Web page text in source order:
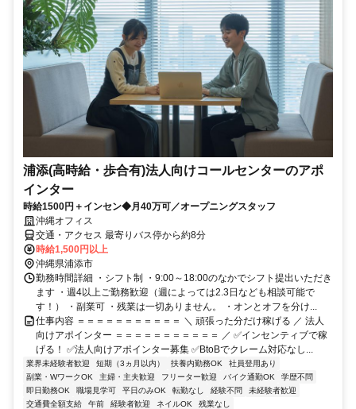
浦添(高時給・歩合有)法人向けコールセンターのアポ
インター
時給1500円＋インセン◆月40万可／オープニングスタッフ
沖縄オフィス
交通・アクセス 最寄りバス停から約8分
時給1,500円以上
沖縄県浦添市
勤務時間詳細 ・シフト制 ・9:00～18:00のなかでシフト提出いただき
ます ・週4以上ご勤務歓迎（週によっては2.3日なども相談可能で
す！） ・副業可 ・残業は一切ありません。 ・オンとオフを分け...
仕事内容 ＝＝＝＝＝＝＝＝＝＝＝ ＼ 頑張った分だけ稼げる ／ 法人
向けアポインター ＝＝＝＝＝＝＝＝＝＝＝ ／ ✅インセンティブで稼
げる！ ✅法人向けアポインター募集 ✅BtoBでクレーム対応なし...
業界未経験者歓迎 短期（3ヵ月以内） 扶養内勤務OK
社員登用あり
副業・WワークOK
主婦・主夫歓迎 フリーター歓迎 バイク通勤OK
学歴不問
即日勤務OK
職場見学可 平日のみOK 転勤なし 経験不問
未経験者歓迎
交通費全額支給
午前 経験者歓迎 ネイルOK 残業なし